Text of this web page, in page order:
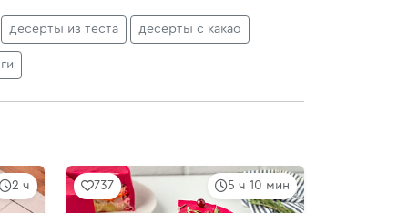
десерты из теста десерты с какао
2 ч 5 ч 10 мин
737